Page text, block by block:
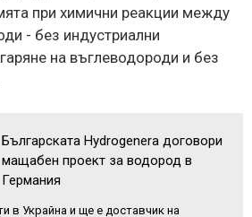
при химични реакции между
- без индустриални
на въглеводороди и без
Българската Hydrogenera договори
мащабен проект за водород в
Германия
в Украйна и ще е доставчик на